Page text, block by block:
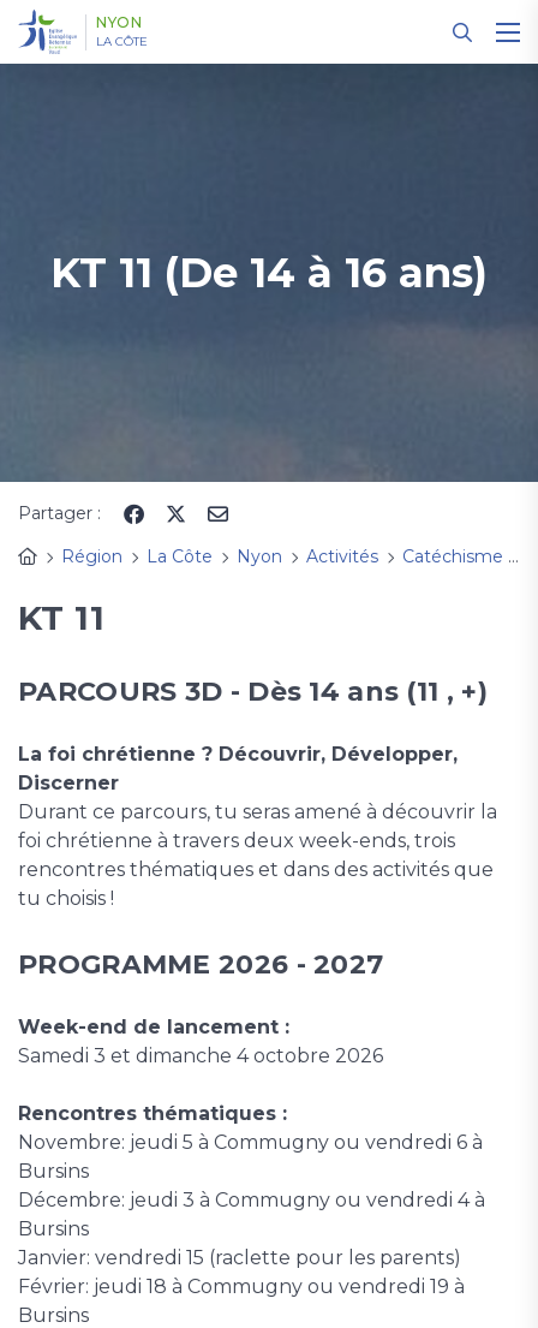
NYON
LA CÔTE
KT 11 (De 14 à 16 ans)
Partager :
Région
La Côte Nyon Activités Catéchisme
KT 11
PARCOURS 3D - Dès 14 ans (11 , +)
La foi chrétienne ? Découvrir, Développer,
Discerner
Durant ce parcours, tu seras amené à découvrir la
foi chrétienne à travers deux week-ends, trois
rencontres thématiques et dans des activités que
tu choisis !
PROGRAMME 2026 - 2027
Week-end de lancement :
Samedi 3 et dimanche 4 octobre 2026
Rencontres thématiques :
Novembre: jeudi 5 à Commugny ou vendredi 6 à
Bursins
Décembre: jeudi 3 à Commugny ou vendredi 4 à
Bursins
Janvier: vendredi 15 (raclette pour les parents)
Février: jeudi 18 à Commugny ou vendredi 19 à
Bursins
Panneau de gestion des cookies